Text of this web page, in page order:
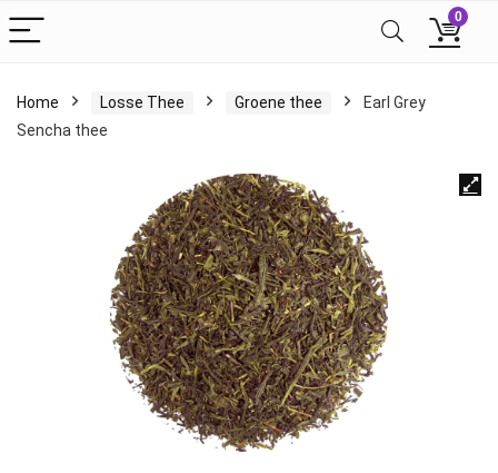
0
Home Losse Thee Groene thee
Earl Grey
Sencha thee